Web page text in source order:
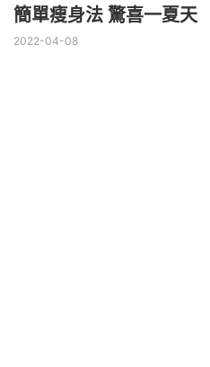
簡單瘦身法 驚喜一夏天
2022-04-08